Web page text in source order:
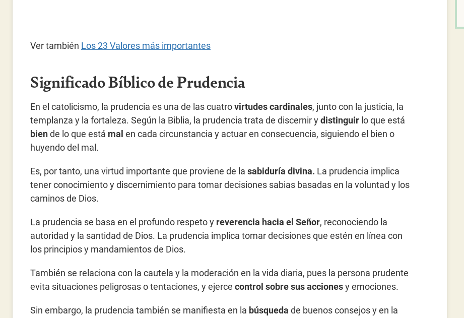
Ver también Los 23 Valores más importantes
Significado Bíblico de Prudencia
En el catolicismo, la prudencia es una de las cuatrovirtudes cardinales, junto con la justicia, la
templanza y la fortaleza. Según la Biblia, la prudencia trata de discernir ydistinguir lo que está
biende lo que está mal en cada circunstancia y actuar en consecuencia, siguiendo el bien o
huyendo del mal.
Es, por tanto, una virtud importante que proviene de la sabiduría divina. La prudencia implica
tener conocimiento y discernimiento para tomar decisiones sabias basadas en la voluntad y los
caminos de Dios.
La prudencia se basa en el profundo respeto y reverencia hacia el Señor, reconociendo la
autoridad y la santidad de Dios. La prudencia implica tomar decisiones que estén en línea con
los principios y mandamientos de Dios.
También se relaciona con la cautela y la moderación en la vida diaria, pues la persona prudente
evita situaciones peligrosas o tentaciones, y ejerce control sobre sus accionesy emociones.
Sin embargo, la prudencia también se manifiesta en la búsqueda de buenos consejos y en la